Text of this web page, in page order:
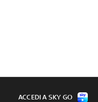
ACCEDI A SKY GO